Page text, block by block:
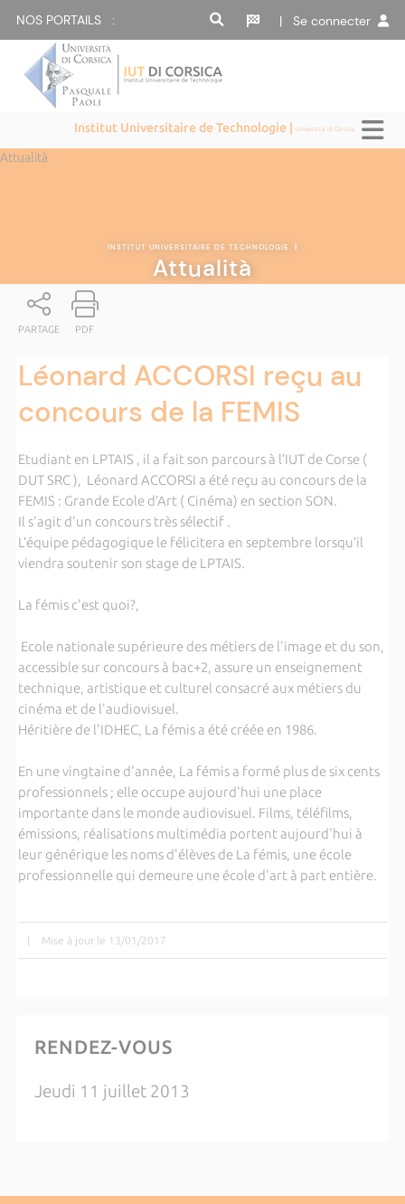
NOS PORTAILS : | Se connecter
Institut Universitaire de Technologie |Università di Corsica
Attualità
INSTITUT UNIVERSITAIRE DE TECHNOLOGIE |
Attualità
PARTAGE PDF
Léonard ACCORSI reçu au
concours de la FEMIS
Etudiant en LPTAIS , il a fait son parcours à l’IUT de Corse (
DUT SRC ), Léonard ACCORSI a été reçu au concours de la
FEMIS : Grande Ecole d’Art ( Cinéma) en section SON.
Il s'agit d'un concours très sélectif .
L’équipe pédagogique le félicitera en septembre lorsqu’il
viendra soutenir son stage de LPTAIS.
La fémis c'est quoi?,
Ecole nationale supérieure des métiers de l'image et du son,
accessible sur concours à bac+2, assure un enseignement
technique, artistique et culturel consacré aux métiers du
cinéma et de l'audiovisuel.
Héritière de l'IDHEC, La fémis a été créée en 1986.
En une vingtaine d'année, La fémis a formé plus de six cents
professionnels ; elle occupe aujourd'hui une place
importante dans le monde audiovisuel. Films, téléfilms,
émissions, réalisations multimédia portent aujourd'hui à
leur générique les noms d'élèves de La fémis, une école
professionnelle qui demeure une école d'art à part entière.
| Mise à jour le 13/01/2017
RENDEZ-VOUS
Jeudi 11 juillet 2013